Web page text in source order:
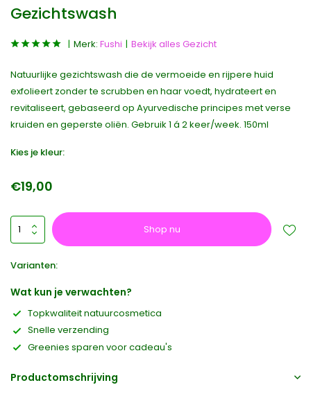
Gezichtswash
Merk: Fushi Bekijk alles Gezicht
Natuurlijke gezichtswash die de vermoeide en rijpere huid
exfolieert zonder te scrubben en haar voedt, hydrateert en
revitaliseert, gebaseerd op Ayurvedische principes met verse
kruiden en geperste oliën. Gebruik 1 á 2 keer/week. 150ml
Kies je kleur:
€19,00
Shop nu
Varianten:
Wat kun je verwachten?
Topkwaliteit natuurcosmetica
Snelle verzending
Greenies sparen voor cadeau's
Productomschrijving